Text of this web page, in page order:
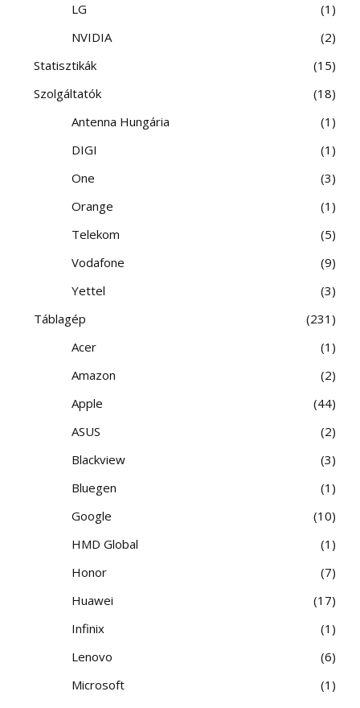
LG
1
NVIDIA
2
Statisztikák
15
Szolgáltatók
18
Antenna Hungária
1
DIGI
1
One
3
Orange
1
Telekom
5
Vodafone
9
Yettel
3
Táblagép
231
Acer
1
Amazon
2
Apple
44
ASUS
2
Blackview
3
Bluegen
1
Google
10
HMD Global
1
Honor
7
Huawei
17
Infinix
1
Lenovo
6
Microsoft
1